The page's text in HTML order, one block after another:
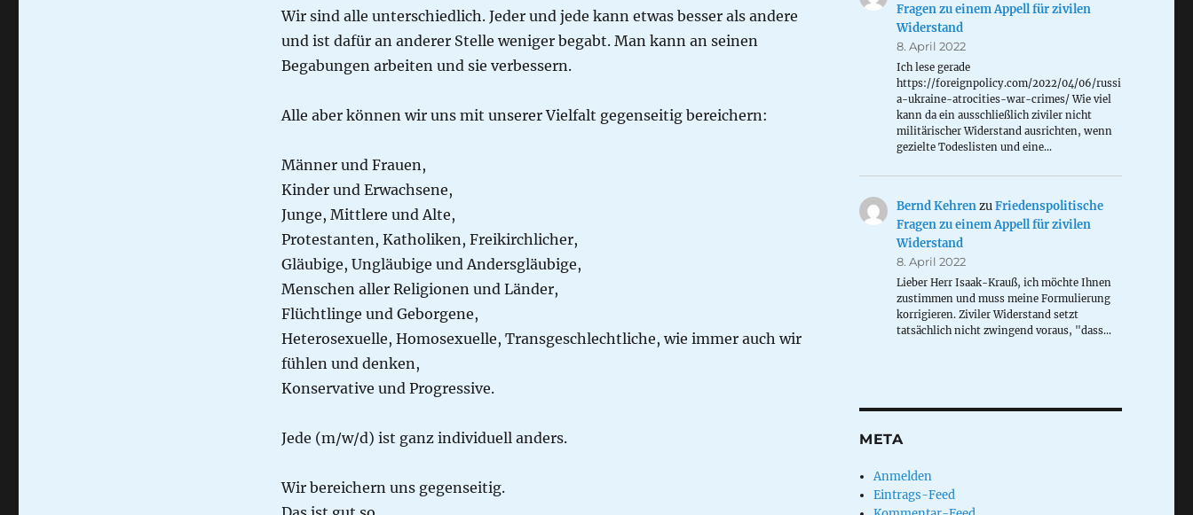
Wir sind alle unterschiedlich. Jeder und jede kann etwas besser als andere
und ist dafür an anderer Stelle weniger begabt. Man kann an seinen
Begabungen arbeiten und sie verbessern.
Alle aber können wir uns mit unserer Vielfalt gegenseitig bereichern:
Männer und Frauen,
Kinder und Erwachsene,
Junge, Mittlere und Alte,
Protestanten, Katholiken, Freikirchlicher,
Gläubige, Ungläubige und Andersgläubige,
Menschen aller Religionen und Länder,
Flüchtlinge und Geborgene,
Heterosexuelle, Homosexuelle, Transgeschlechtliche, wie immer auch wir
fühlen und denken,
Konservative und Progressive.
Jede (m/w/d) ist ganz individuell anders.
Wir bereichern uns gegenseitig.
Fragen zu einem Appell für zivilen
Widerstand
8. April 2022
Ich lese gerade
https://foreignpolicy.com/2022/04/06/russi
a-ukraine-atrocities-war-crimes/ Wie viel
kann da ein ausschließlich ziviler nicht
militärischer Widerstand ausrichten, wenn
gezielte Todeslisten und eine…
Bernd KehrenzuFriedenspolitische
Fragen zu einem Appell für zivilen
Widerstand
8. April 2022
Lieber Herr Isaak-Krauß, ich möchte Ihnen
zustimmen und muss meine Formulierung
korrigieren. Ziviler Widerstand setzt
tatsächlich nicht zwingend voraus, "dass…
META
Anmelden
Eintrags-Feed